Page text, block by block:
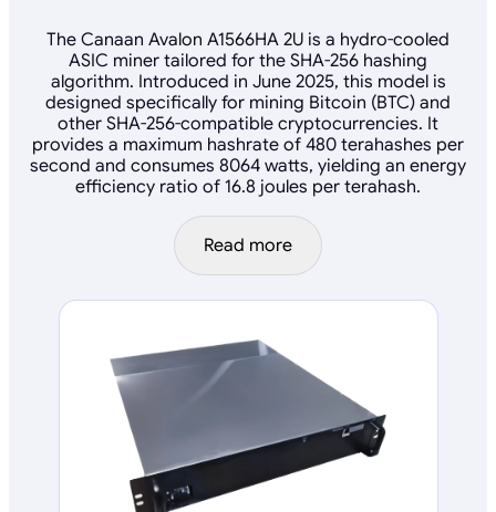
The Canaan Avalon A1566HA 2U is a hydro-cooled
ASIC miner tailored for the SHA-256 hashing
algorithm. Introduced in June 2025, this model is
designed specifically for mining Bitcoin (BTC) and
other SHA-256-compatible cryptocurrencies. It
provides a maximum hashrate of 480 terahashes per
second and consumes 8064 watts, yielding an energy
efficiency ratio of 16.8 joules per terahash.
Read more